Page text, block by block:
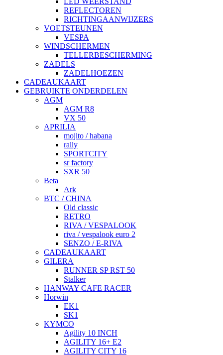
REFLECTOREN
RICHTINGAANWIJZERS
VOETSTEUNEN
VESPA
WINDSCHERMEN
TELLERBESCHERMING
ZADELS
ZADELHOEZEN
CADEAUKAART
GEBRUIKTE ONDERDELEN
AGM
AGM R8
VX 50
APRILIA
mojito / habana
rally
SPORTCITY
sr factory
SXR 50
Beta
Ark
BTC / CHINA
Old classic
RETRO
RIVA / VESPALOOK
riva / vespalook euro 2
SENZO / E-RIVA
CADEAUKAART
GILERA
RUNNER SP RST 50
Stalker
HANWAY CAFE RACER
Horwin
EK1
SK1
KYMCO
Agility 10 INCH
AGILITY 16+ E2
AGILITY CITY 16